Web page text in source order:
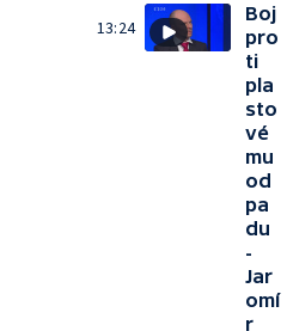
13:24
Boj
pro
ti
pla
sto
vé
mu
od
pa
du
-
Jar
omí
r